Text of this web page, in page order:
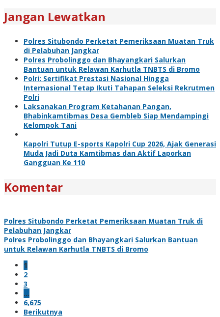
Jangan Lewatkan
Polres Situbondo Perketat Pemeriksaan Muatan Truk
di Pelabuhan Jangkar
Polres Probolinggo dan Bhayangkari Salurkan
Bantuan untuk Relawan Karhutla TNBTS di Bromo
Polri: Sertifikat Prestasi Nasional Hingga
Internasional Tetap Ikuti Tahapan Seleksi Rekrutmen
Polri
Laksanakan Program Ketahanan Pangan,
Bhabinkamtibmas Desa Gembleb Siap Mendampingi
Kelompok Tani
Kapolri Tutup E-sports Kapolri Cup 2026, Ajak Generasi
Muda Jadi Duta Kamtibmas dan Aktif Laporkan
Gangguan Ke 110
Komentar
Polres Situbondo Perketat Pemeriksaan Muatan Truk di
Pelabuhan Jangkar
Polres Probolinggo dan Bhayangkari Salurkan Bantuan
untuk Relawan Karhutla TNBTS di Bromo
1
2
3
…
6,675
Berikutnya